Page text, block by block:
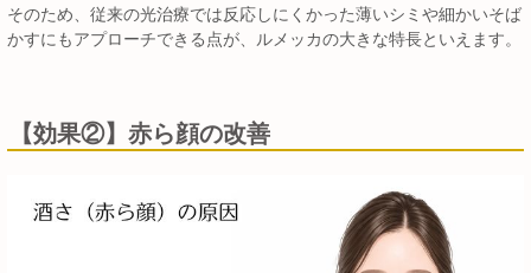
そのため、従来の光治療では反応しにくかった薄いシミや細かいそば
かすにもアプローチできる点が、ルメッカの大きな特長といえます。
【効果②】赤ら顔の改善